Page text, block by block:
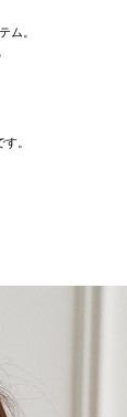
ム。
。